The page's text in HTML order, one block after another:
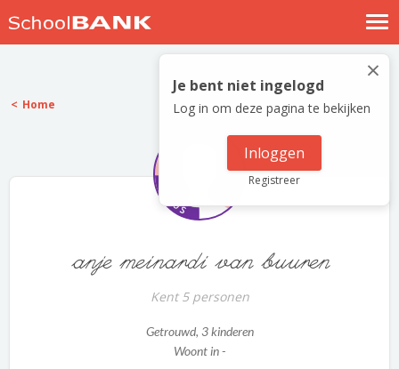
Nostalgische verhalen
Log in
Meld je gratis aan
×
Je bent niet ingelogd
Log in om deze pagina te bekijken
Inloggen
Registreer
Home
anje meinardi van buuren
Kent 5 personen
Getrouwd, 3 kinderen
Woont in -